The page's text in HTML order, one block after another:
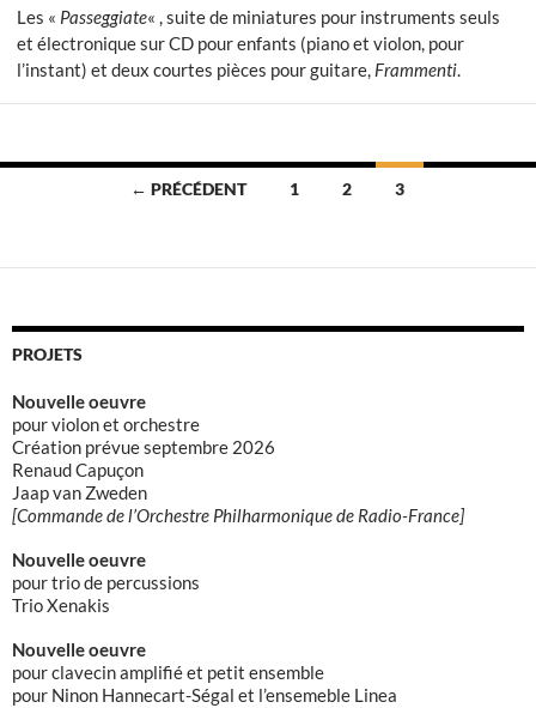
Les « Passeggiate« , suite de miniatures pour instruments seuls
et électronique sur CD pour enfants (piano et violon, pour
l’instant) et deux courtes pièces pour guitare, Frammenti.
Navigation
articles
← PRÉCÉDENT 1 2 3
PROJETS
Nouvelle oeuvre
pour violon et orchestre
Création prévue septembre 2026
Renaud Capuçon
Jaap van Zweden
[Commande de l’Orchestre Philharmonique de Radio-France]
Nouvelle oeuvre
pour trio de percussions
Trio Xenakis
Nouvelle oeuvre
pour clavecin amplifié et petit ensemble
pour Ninon Hannecart-Ségal et l’ensemeble Linea